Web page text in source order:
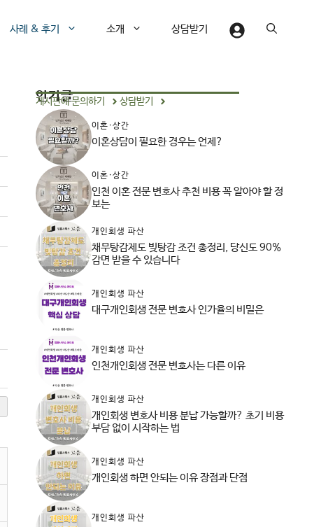
사례 & 후기 소개 상담받기
인기글
게시판에 문의하기 상담받기
이혼·상간
이혼상담이 필요한 경우는 언제?
이혼·상간
인천 이혼 전문 변호사 추천 비용 꼭 알아야 할 정
보는
개인회생 파산
채무탕감제도 빚탕감 조건 총정리, 당신도 90%
감면 받을 수 있습니다
개인회생 파산
대구개인회생 전문 변호사 인가율의 비밀은
개인회생 파산
인천개인회생 전문 변호사는 다른 이유
개인회생 파산
개인회생 변호사 비용 분납 가능할까? 초기 비용
부담 없이 시작하는 법
개인회생 파산
개인회생 하면 안되는 이유 장점과 단점
개인회생 파산